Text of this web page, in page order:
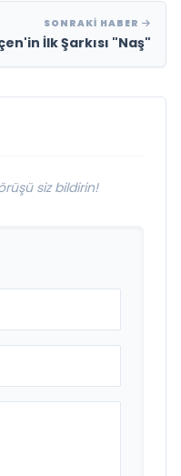
SONRAKI HABER
İlk Şarkısı "Naş"
siz bildirin!